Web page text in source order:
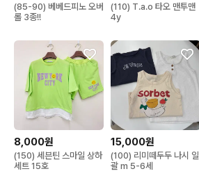
(85-90) 베베드피노 오버
롤 3종!!
(110) T.a.o 타오 맨투맨
4y
8,000원
(150) 세븐틴 스마일 상하
세트 15호
15,000원
(100) 리미떼두두 나시 일
괄 m 5-6세